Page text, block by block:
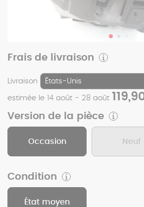
Frais de livraison
Livraison
estimée le 14 août - 28 août
Version de la pièce
Occasion Neuf
Condition
État moyen